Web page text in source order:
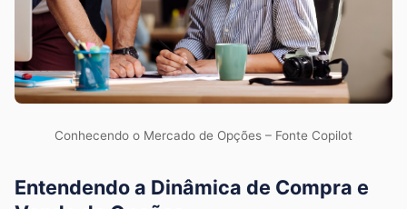
Conhecendo o Mercado de Opções – Fonte Copilot
Entendendo a Dinâmica de Compra e